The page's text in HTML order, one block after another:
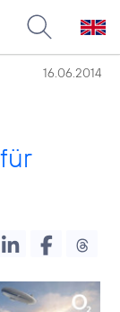
16.06.2014